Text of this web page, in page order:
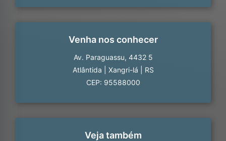
Venha nos conhecer
Av. Paraguassu, 4432 5
Atlântida
Xangri-lá
RS
CEP: 95588000
Veja também